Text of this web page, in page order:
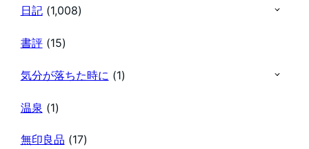
日記(1,008)
書評(15)
気分が落ちた時に (1)
温泉 (1)
無印良品 (17)